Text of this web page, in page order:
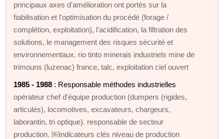
principaux axes d'amélioration ont portés sur la
fiabilisation et l'optimisation du procédé (forage /
complétion, exploitation), l'acidification, la filtration des
solutions, le management des risques sécurité et
environnementaux. rio tinto minerais industriels mine de
trimouns (luzenac) france, talc, exploitation ciel ouvert
1985 - 1988 : Responsable méthodes industrielles
opérateur chef d'équipe production (dumpers (rigides,
articulés), locomotives, excavateurs, chargeurs,
laborantin, tri optique). responsable de secteur
production. ￼indicateurs clés niveau de production